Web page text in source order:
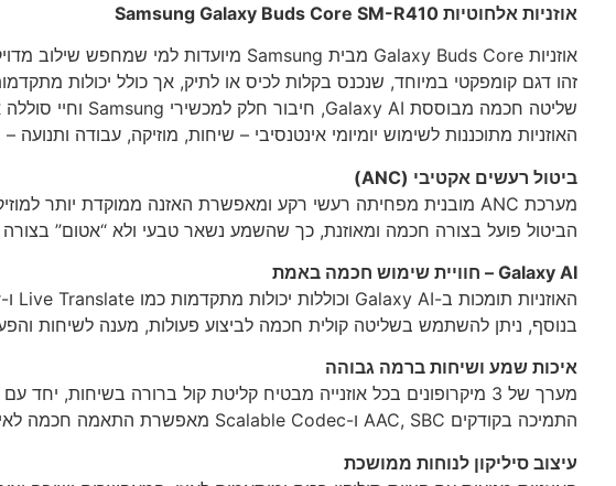
אוזניות אלחוטיות Samsung Galaxy Buds Core SM-R410
אוזניות Galaxy Buds Core מבית Samsung מיועדות למי שמחפש שילוב מדויק בין נוחות יומיומית, טכנולוגיה חכמה וחוויית שמע יציבה ואמינה.
זהו דגם קומפקטי במיוחד, שנכנס בקלות לכיס או לתיק, אך כולל יכולות
שליטה חכמה מבוססת Galaxy AI, חיבור חלק למכשירי Samsung וחיי סוללה ארוכים שמאפשרים שימוש רציף לאורך יום שלם ואף מעבר לכך.
האוזניות מתוכננות לשימוש יומיומי אינטנסיבי – שיחות, מוזיקה, עבודה
ביטול רעשים אקטיבי (ANC
)
מערכת ANC מובנית מפחיתה רעשי רקע ומאפשרת האזנה ממוקדת יותר
הביטול פועל בצורה חכמה ומאוזנת, כך שהשמע נשאר טבעי ולא “אטום”
Galaxy AI – חוויית שימוש חכמה באמת
האוזניות תומכות ב-Galaxy AI וכוללות יכולות מתקדמות כמו Live Translate ו-Interpreter לתרגום בזמן אמת ישירות דרך האוזניות.
בנוסף, ניתן להשתמש בשליטה קולית חכמה לביצוע פעולות, מענה לשיחות
איכות שמע ושיחות ברמה גבוהה
מערך של 3 מיקרופונים בכל אוזנייה מבטיח קליטת קול ברורה בשיחות, יחד עם שמע מאוזן ונקי בהאזנה למוזיקה ולתוכן.
התמיכה בקודקים
AAC, SBC
ו-Scalable Codec מאפשרת התאמה חכמה לאיכות השידור ולמכשיר המחובר.
עיצוב סיליקון לנוחות ממושכת